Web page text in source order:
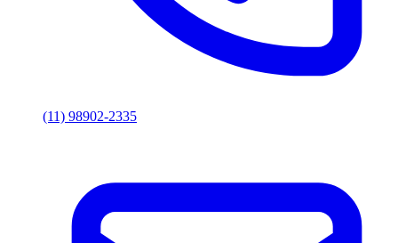
(11) 98902-2335